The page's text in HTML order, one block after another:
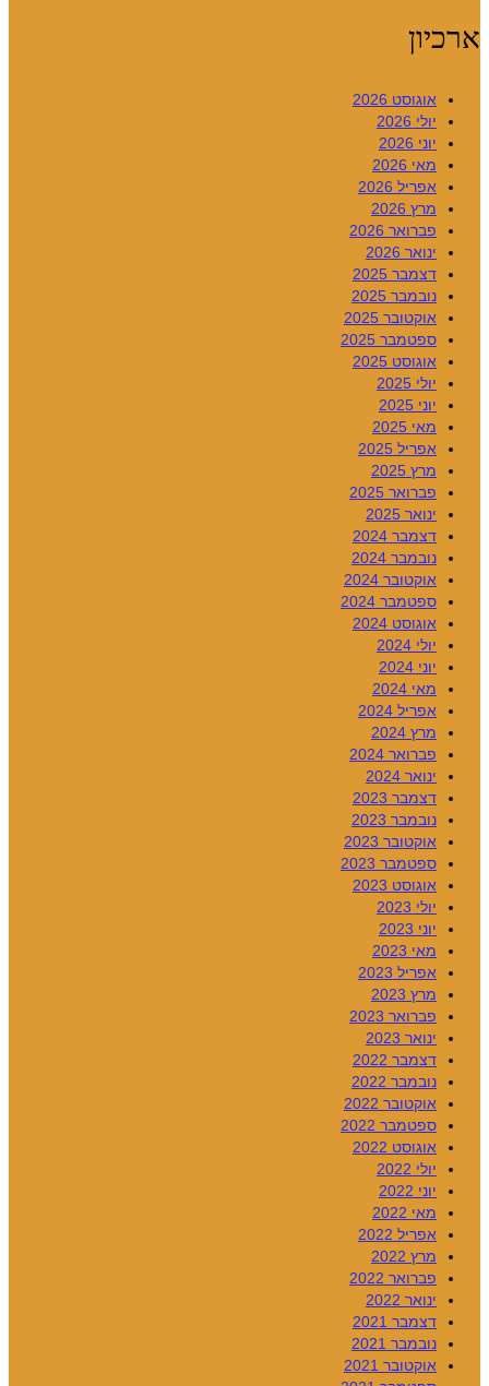
ארכיון
אוגוסט 2026
יולי 2026
יוני 2026
מאי 2026
אפריל 2026
מרץ 2026
פברואר 2026
ינואר 2026
דצמבר 2025
נובמבר 2025
אוקטובר 2025
ספטמבר 2025
אוגוסט 2025
יולי 2025
יוני 2025
מאי 2025
אפריל 2025
מרץ 2025
פברואר 2025
ינואר 2025
דצמבר 2024
נובמבר 2024
אוקטובר 2024
ספטמבר 2024
אוגוסט 2024
יולי 2024
יוני 2024
מאי 2024
אפריל 2024
מרץ 2024
פברואר 2024
ינואר 2024
דצמבר 2023
נובמבר 2023
אוקטובר 2023
ספטמבר 2023
אוגוסט 2023
יולי 2023
יוני 2023
מאי 2023
אפריל 2023
מרץ 2023
פברואר 2023
ינואר 2023
דצמבר 2022
נובמבר 2022
אוקטובר 2022
ספטמבר 2022
אוגוסט 2022
יולי 2022
יוני 2022
מאי 2022
אפריל 2022
מרץ 2022
פברואר 2022
ינואר 2022
דצמבר 2021
נובמבר 2021
אוקטובר 2021